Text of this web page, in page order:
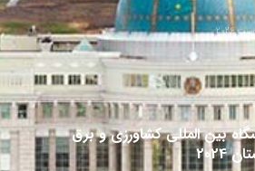
بین المللی کشاورزی و برق
2024